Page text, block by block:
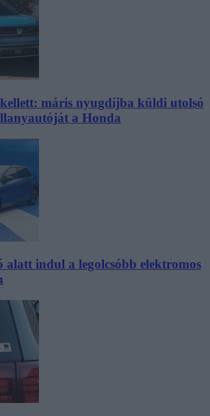
kellett: máris nyugdíjba küldi utolsó
a Honda
alatt indul a legolcsóbb elektromos